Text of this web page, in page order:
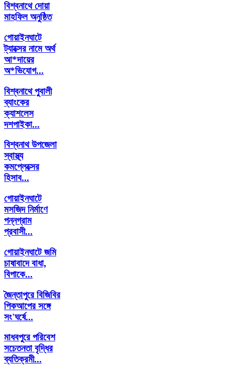
বিশ্বনাথে দোয়া
মাহফিল অনুষ্ঠিত
গোয়াইনঘাটে
ট্যাক্সের নামে অর্থ
আ*দায়ের
অ*ভিযোগ...
বিশ্বনাথে পুবালী
ব্যাংকের
ক্যাশলেস
দশপাইকা...
বিশ্বনাথ উপজেলা
স্বাস্থ্য
কমপ্লেক্সের
হিসাব...
গোয়াইনঘাটে
মসজিদ নির্মাণে
পন্নগ্রাম
প্রবাসী...
গোয়াইনঘাটে জমি
চাষাবাদে বাধা,
বিপাকে...
জৈন্তাপুরে বিজিবির
পিকআপের সঙ্গে
সং'ঘর্ষে...
মাধবপুরে পরিবেশ
সচেতনতা বৃদ্ধির
ব্যতিক্রমী...